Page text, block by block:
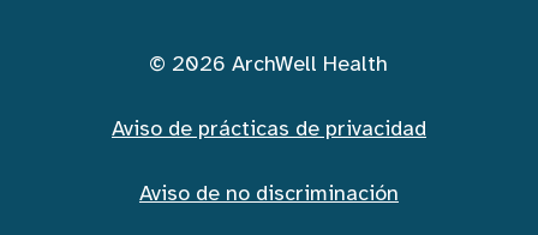
© 2026 ArchWell Health
Aviso de prácticas de privacidad
Aviso de no discriminación